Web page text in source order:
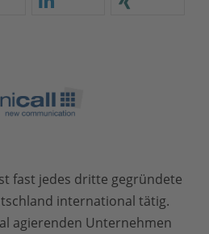
fast jedes dritte gegründete
international tätig.
agierenden Unternehmen